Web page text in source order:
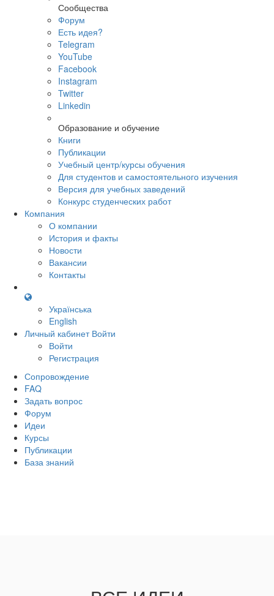
Сообщества
Форум
Есть идея?
Telegram
YouTube
Facebook
Instagram
Twitter
Linkedin
Образование и обучение
Книги
Публикации
Учебный центр/курсы обучения
Для студентов и самостоятельного изучения
Версия для учебных заведений
Конкурс студенческих работ
Компания
О компании
История и факты
Новости
Вакансии
Контакты
Українська
English
Личный кабинет Войти
Войти
Регистрация
Сопровождение
FAQ
Задать вопрос
Форум
Идеи
Курсы
Публикации
База знаний